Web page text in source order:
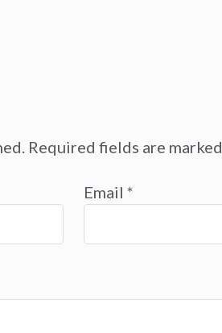
Required fields are marked
Email *